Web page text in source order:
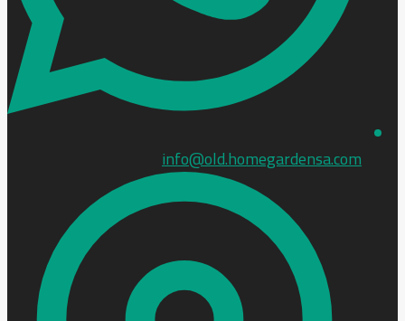
info@old.homegardensa.com